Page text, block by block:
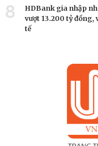
8
HDBank gia nhập
vượt 13.200 tỷ
tế